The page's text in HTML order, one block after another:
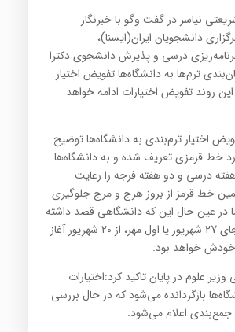
نیاسر در گفت و‌گو با خبرنگار
دانشجویان ایران(ایسنا)،
برنامه‌ریزی درسی و پذیرش دانشجوی دکترا
ترم‌ها به دانشگاه‌ها تفویض اختیار
روند تفویض اختیارات ادامه خواهد
اختیار ترم‌بندی به دانشگاه‌ها توضیح
خط قرمزی تعریف شده و به دانشگاه‌ها
شده 16 هفته درسی و دو هفته فرجه را رعایت
خط قرمز از بروز هرج و مرج جلوگیری
در عین حال این که دانشگاهی قصد داشته
باشد ترم را بجای 27 شهریور یا اول مهر، از 20 شهریور آغاز
خودش خواهد بود.
علوم در پایان تاکید کرد:اختیارات
بازگردانده می‌شود که در حال بررسی
اعلام می‌شود.